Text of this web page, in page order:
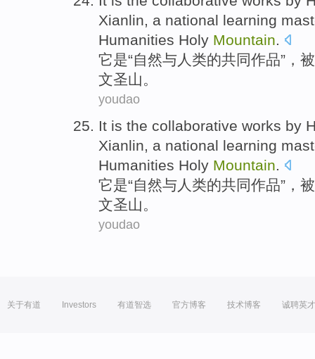
Xianlin, a national learning
Humanities Holy Mountain.
它是“自然与人类的共同作品”， 被
文圣山。
youdao
It is the collaborative works by
Xianlin, a national learning
Humanities Holy Mountain.
它是“自然与人类的共同作品”， 被
文圣山。
youdao
关于有道 Investors 有道智选 官方博客 技术博客 诚聘英才